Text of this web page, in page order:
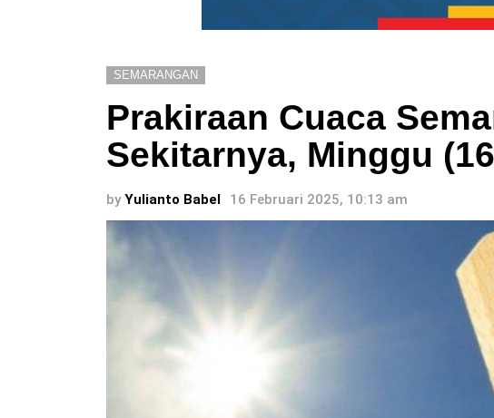
SEMARANGAN
Prakiraan Cuaca
Sekitarnya, Minggu
by Yulianto Babel 16 Februari 2025, 10:13 am